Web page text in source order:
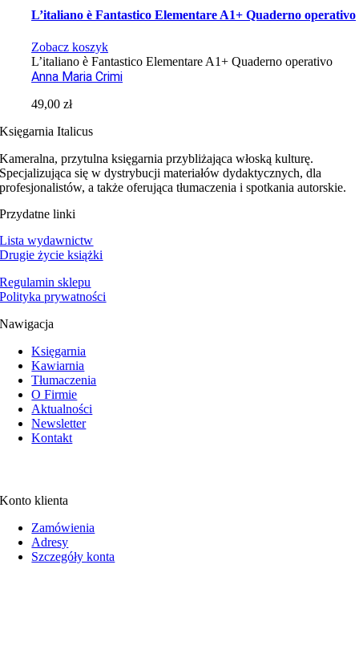
L’italiano è Fantastico Elementare A1+ Quaderno operativo
Zobacz koszyk
L’italiano è Fantastico Elementare A1+ Quaderno operativo
Anna Maria Crimi
49,00zł
Księgarnia Italicus
Kameralna, przytulna księgarnia przybliżająca włoską kulturę.
Specjalizująca się w dystrybucji materiałów dydaktycznych, dla
profesjonalistów, a także oferująca tłumaczenia i spotkania autorskie.
Przydatne linki
Lista wydawnictw
Drugie życie książki
Regulamin sklepu
Polityka prywatności
Nawigacja
Księgarnia
Kawiarnia
Tłumaczenia
O Firmie
Aktualności
Newsletter
Kontakt
Konto klienta
Zamówienia
Adresy
Szczegóły konta